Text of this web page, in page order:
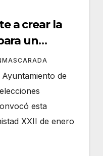
a crear la
un
los grupos
de
esta
XXII de enero